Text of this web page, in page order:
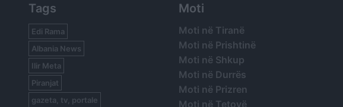
Tags
Edi Rama
Albania News
Ilir Meta
Piranjat
gazeta, tv, portale
Moti
Moti në Tiranë
Moti në Prishtinë
Moti në Shkup
Moti në Durrës
Moti në Prizren
Moti në Tetovë